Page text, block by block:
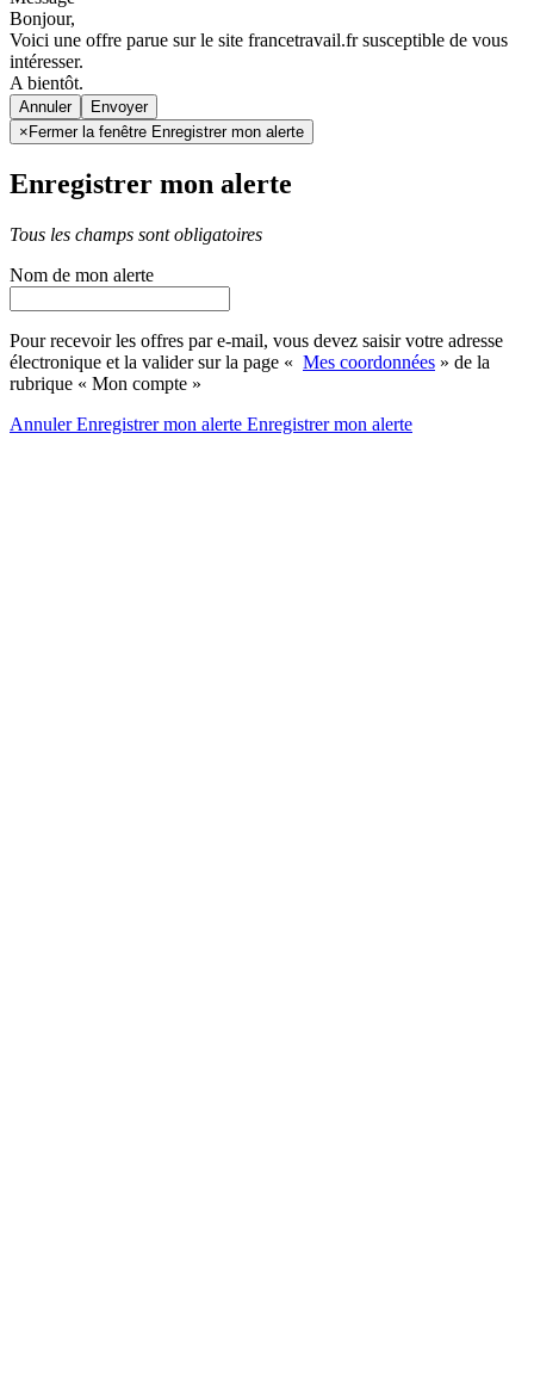
Bonjour,
Voici une offre parue sur le site francetravail.fr susceptible de vous
intéresser.
A bientôt.
Annuler
× Fermer la fenêtre Enregistrer mon alerte
Enregistrer mon alerte
Tous les champs sont obligatoires
Nom de mon alerte
Pour recevoir les offres par e-mail, vous devez saisir votre adresse
électronique et la valider sur la page « Mes coordonnées » de la
rubrique « Mon compte »
AnnulerEnregistrer mon alerte Enregistrermon alerte